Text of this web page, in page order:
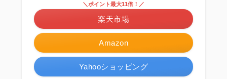
Amazon
＼ポイント最大11倍！／
楽天市場
Yahooショッピング